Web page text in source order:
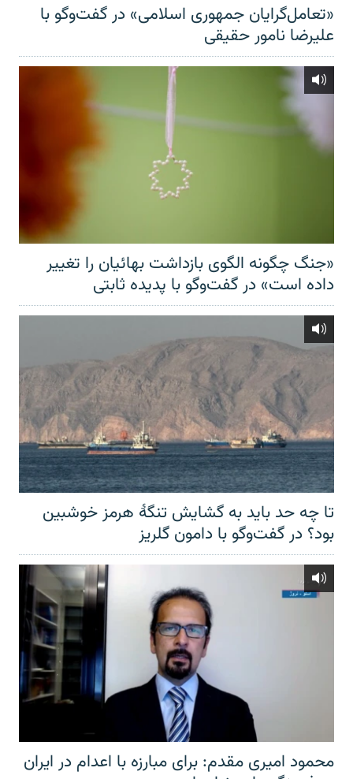
«تعامل‌گرایان جمهوری اسلامی» در گفت‌وگو با
علیرضا نامور حقیقی
«جنگ چگونه الگوی بازداشت بهائیان را تغییر
داده است» در گفت‌وگو با پدیده ثابتی
تا چه حد باید به گشایش تنگهٔ هرمز خوشبین
بود؟ در گفت‌وگو با دامون گلریز
محمود امیری مقدم: برای مبارزه با اعدام در ایران